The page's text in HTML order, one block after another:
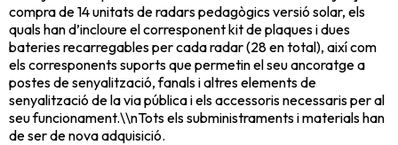
compra de 14 unitats de radars pedagògics versió solar, els
quals han d’incloure el corresponent kit de plaques i dues
bateries recarregables per cada radar (28 en total), així com
els corresponents suports que permetin el seu ancoratge a
postes de senyalització, fanals i altres elements de
senyalització de la via pública i els accessoris necessaris per al
seu funcionament.\\nTots els subministraments i materials han
de ser de nova adquisició.